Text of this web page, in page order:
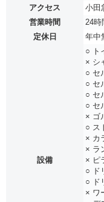
アクセス
小田
営業時間
24時
定休日
年中
設備
○ ト
× シ
○ セ
○ セ
○ セ
○ セ
× ゴ
○ ス
× カ
× ラ
× ピ
○ ド
○ ド
× ワ